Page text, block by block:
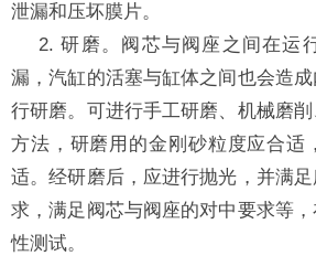
泄漏和压坏膜片。
2. 研磨。阀芯与阀座之间在运
漏，汽缸的活塞与缸体之间也会造
行研磨。可进行手工研磨、机械磨
方法，研磨用的金刚砂粒度应合适
适。经研磨后，应进行抛光，并满
求，满足阀芯与阀座的对中要求等
性测试。